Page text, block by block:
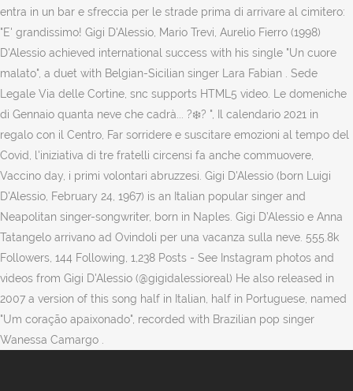
entra in un bar e sfreccia per le strade prima di arrivare al cimitero:
"E' grandissimo! Gigi D'Alessio, Mario Trevi, Aurelio Fierro (1998)
D'Alessio achieved international success with his single "Un cuore
malato", a duet with Belgian-Sicilian singer Lara Fabian . Sede
Legale Via delle Cortine, snc supports HTML5 video. Le domeniche
di Gennaio quanta neve che cadrà... ?❄️? ", Il calendario 2021 in
regalo con il Centro, Far sorridere e suscitare emozioni al tempo del
Covid, l'iniziativa di tre fratelli circensi fa anche commuovere,
Vaccino day, i primi volontari abruzzesi. Gigi D'Alessio (born Luigi
D'Alessio, February 24, 1967) is an Italian popular singer and
Neapolitan singer-songwriter, born in Naples. Gigi D’Alessio e Anna
Tatangelo arrivano ad Ovindoli per una vacanza sulla neve. 555.8k
Followers, 144 Following, 1,238 Posts - See Instagram photos and
videos from Gigi D'Alessio (@gigidalessioreal) He also released in
2007 a version of this song half in Italian, half in Portuguese, named
"Um coração apaixonado", recorded with Brazilian pop singer
Wanessa Camargo .